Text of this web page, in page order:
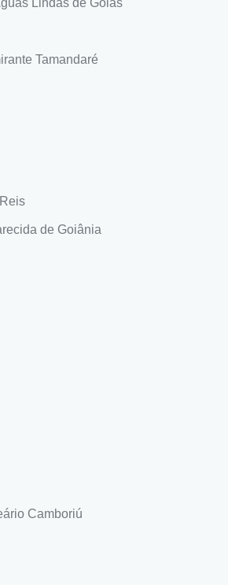
Lindas de Goiás
Tamandaré
de Goiânia
Camboriú